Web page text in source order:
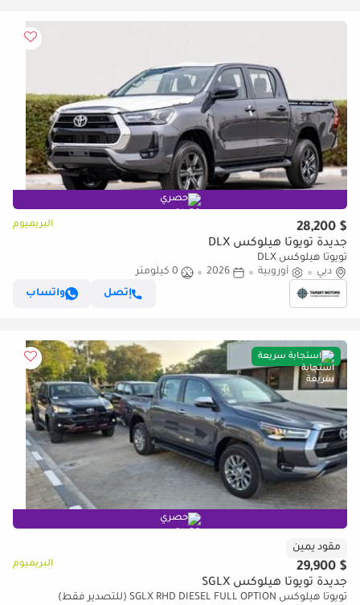
حصري
$ 28,200 البريميوم
جديدة تويوتا هيلوكس DLX
تويوتا هيلوكس DLX
دبي
أوروبية 2026
0 كيلومتر
إتصل
واتساب
استجابة سريعة
حصري
مقود يمين
$ 29,900 البريميوم
جديدة تويوتا هيلوكس SGLX
تويوتا هيلوكس SGLX RHD DIESEL FULL OPTION (للتصدير فقط)